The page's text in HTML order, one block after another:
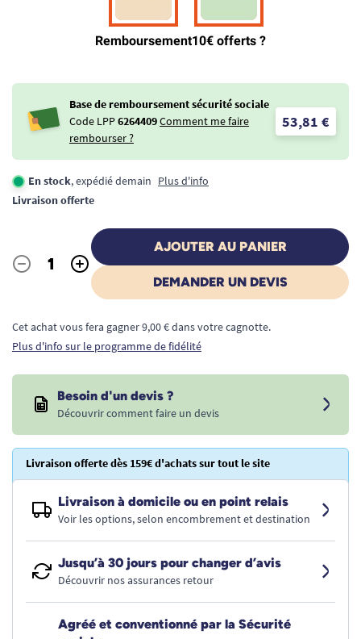
Base de remboursement sécurité sociale
Code LPP6264409Comment me faire
rembourser ?
53,81 €
En stock, expédié demain Plus d'info
Livraison offerte
Quantité
- +
AJOUTER AU PANIER
DEMANDER UN DEVIS
Cet achat vous fera gagner 9,00 € dans votre cagnotte.
Plus d'info sur le programme de fidélité
Besoin d'un devis ?
Découvrir comment faire un devis
Livraison offerte dès 159€ d'achats sur tout le site
Livraison à domicile ou en point relais
Voir les options, selon encombrement et destination
Jusqu’à 30 jours pour changer d’avis
Découvrir nos assurances retour
Agréé et conventionné par la Sécurité